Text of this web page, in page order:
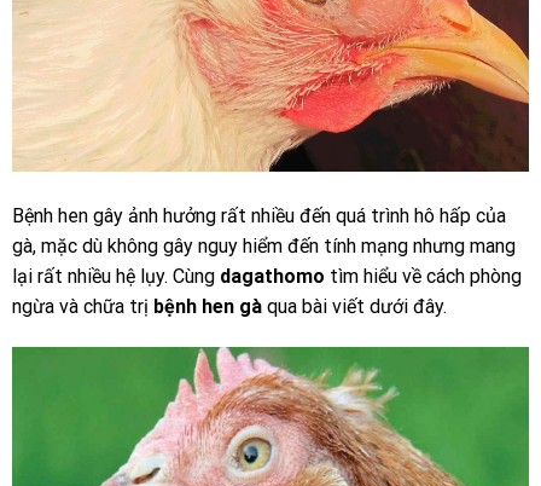
Bệnh hen gây ảnh hưởng rất nhiều đến quá trình hô hấp của
gà, mặc dù không gây nguy hiểm đến tính mạng nhưng mang
lại rất nhiều hệ lụy. Cùng dagathomo tìm hiểu về cách phòng
ngừa và chữa trị bệnh hen gà qua bài viết dưới đây.